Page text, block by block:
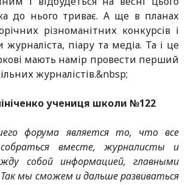
до нього триває. А ще в планах
різноманітних конкурсів і
журналіста, піару та медіа. Та і це
мають намір провести перший
журналістів.&nbsp;
учениця школи №122
форума является то, что все
вместе, журналисты и
собой информацией, главными
мы сможем и дальше развиваться